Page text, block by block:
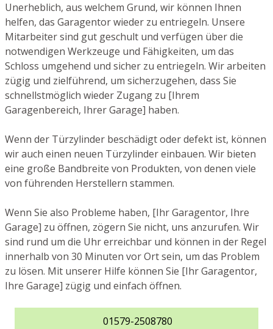
Unerheblich, aus welchem Grund, wir können Ihnen
helfen, das Garagentor wieder zu entriegeln. Unsere
Mitarbeiter sind gut geschult und verfügen über die
notwendigen Werkzeuge und Fähigkeiten, um das
Schloss umgehend und sicher zu entriegeln. Wir arbeiten
zügig und zielführend, um sicherzugehen, dass Sie
schnellstmöglich wieder Zugang zu [Ihrem
Garagenbereich, Ihrer Garage] haben.
Wenn der Türzylinder beschädigt oder defekt ist, können
wir auch einen neuen Türzylinder einbauen. Wir bieten
eine große Bandbreite von Produkten, von denen viele
von führenden Herstellern stammen.
Wenn Sie also Probleme haben, [Ihr Garagentor, Ihre
Garage] zu öffnen, zögern Sie nicht, uns anzurufen. Wir
sind rund um die Uhr erreichbar und können in der Regel
innerhalb von 30 Minuten vor Ort sein, um das Problem
zu lösen. Mit unserer Hilfe können Sie [Ihr Garagentor,
Ihre Garage] zügig und einfach öffnen.
01579-2508780